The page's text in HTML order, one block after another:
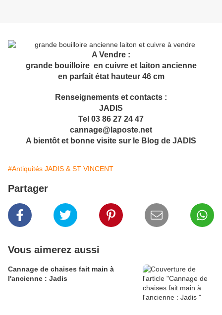
A Vendre :
grande bouilloire en cuivre et laiton ancienne
en parfait état hauteur 46 cm
Renseignements et contacts :
JADIS
Tel 03 86 27 24 47
cannage@laposte.net
A bientôt et bonne visite sur le Blog de JADIS
#Antiquités JADIS & ST VINCENT
Partager
Vous aimerez aussi
Cannage de chaises fait main à
l'ancienne : Jadis